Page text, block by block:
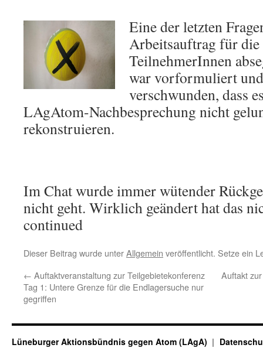
Eine der letzten
Arbeitsauftrag für die
TeilnehmerInnen
war vorformuliert
verschwunden, dass
LAgAtom-Nachbesprechung nicht
rekonstruieren.
Im Chat wurde immer wütender
nicht geht. Wirklich geändert hat das
continued
Dieser Beitrag wurde unterAllgemein veröffentlicht. Setze ein
← Auftaktveranstaltung zur Teilgebietekonferenz
Tag 1: Untere Grenze für die Endlagersuche nur
gegriffen
Auftakt
Lüneburger Aktionsbündnis gegen Atom (LAgA)